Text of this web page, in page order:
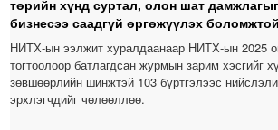
төрийн хүнд суртал, олон шат
бизнесээ саадгүй өргөжүүлэх
НИТХ-ын ээлжит хуралдаанаар НИТХ-ын 2025
тогтоолоор батлагдсан журмын зарим хэсгийг
зөвшөөрлийн шинжтэй 103 бүртгэлээс
эрхлэгчдийг чөлөөллөө.